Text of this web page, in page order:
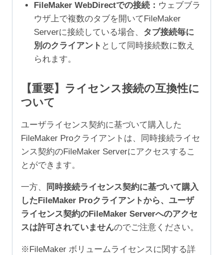
FileMaker WebDirectでの接続： ウェブブラ
ウザ上で複数のタブを開いてFileMaker
Serverに接続している場合、 タブ接続毎に
別のクライアント として同時接続数に数え
られます。
【重要】ライセンス接続の互換性に
ついて
ユーザライセンス契約に基づいて購入した
FileMaker Proクライアントは、同時接続ライセ
ンス契約のFileMaker Serverにアクセスするこ
とができます。
一方、
同時接続ライセンス契約に基づいて購入
したFileMaker Proクライアントから、ユーザ
ライセンス契約のFileMaker Serverへのアクセ
スは許可されていませんのでご注意ください。
※FileMaker ボリュームライセンスに関する詳